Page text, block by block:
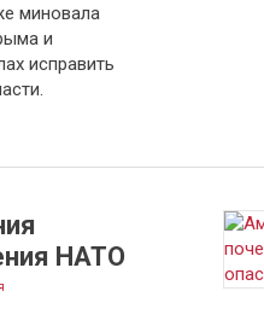
миновала
и
исправить
НАТО